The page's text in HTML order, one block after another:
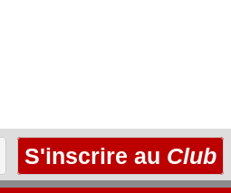
S'inscrire au Club